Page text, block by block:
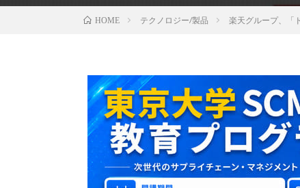
HOME テクノロジー/製品 楽天グループ、「